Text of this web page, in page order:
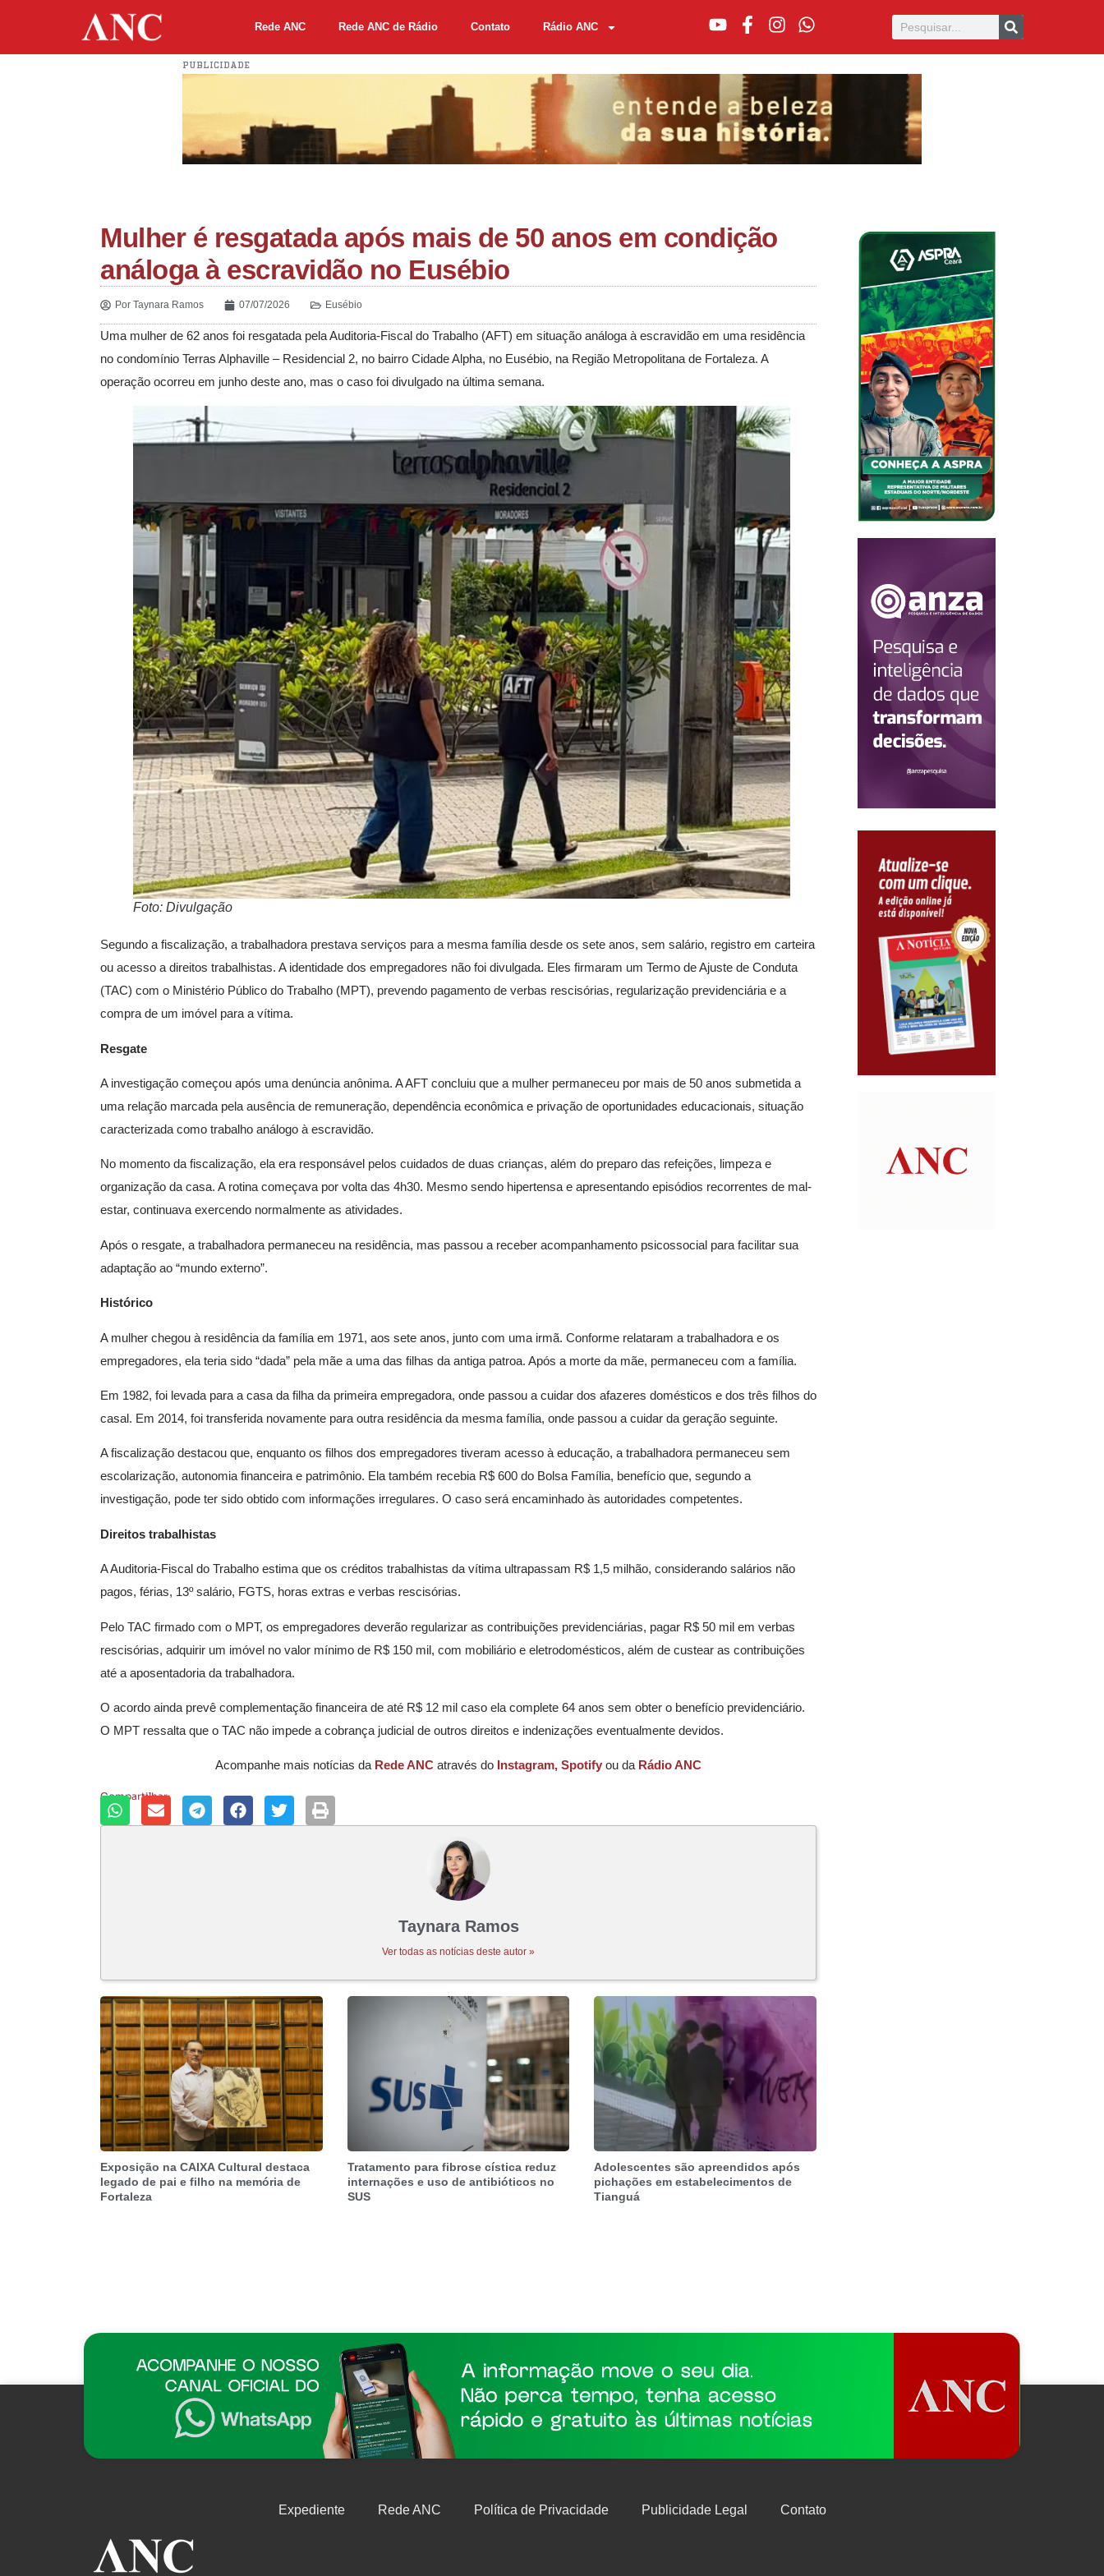
Rede ANC Rede ANC de Rádio Contato Rádio ANC
PUBLICIDADE
Mulher é resgatada após mais de 50 anos em condição
análoga à escravidão no Eusébio
Por Taynara Ramos 07/07/2026 Eusébio
Uma mulher de 62 anos foi resgatada pela Auditoria-Fiscal do Trabalho (AFT) em situação análoga à escravidão em uma residência
no condomínio Terras Alphaville – Residencial 2, no bairro Cidade Alpha, no Eusébio, na Região Metropolitana de Fortaleza. A
operação ocorreu em junho deste ano, mas o caso foi divulgado na última semana.
Foto: Divulgação
Segundo a fiscalização, a trabalhadora prestava serviços para a mesma família desde os sete anos, sem salário, registro em carteira
ou acesso a direitos trabalhistas. A identidade dos empregadores não foi divulgada. Eles firmaram um Termo de Ajuste de Conduta
(TAC) com o Ministério Público do Trabalho (MPT), prevendo pagamento de verbas rescisórias, regularização previdenciária e a
compra de um imóvel para a vítima.
Resgate
A investigação começou após uma denúncia anônima. A AFT concluiu que a mulher permaneceu por mais de 50 anos submetida a
uma relação marcada pela ausência de remuneração, dependência econômica e privação de oportunidades educacionais, situação
caracterizada como trabalho análogo à escravidão.
No momento da fiscalização, ela era responsável pelos cuidados de duas crianças, além do preparo das refeições, limpeza e
organização da casa. A rotina começava por volta das 4h30. Mesmo sendo hipertensa e apresentando episódios recorrentes de mal-
estar, continuava exercendo normalmente as atividades.
Após o resgate, a trabalhadora permaneceu na residência, mas passou a receber acompanhamento psicossocial para facilitar sua
adaptação ao “mundo externo”.
Histórico
A mulher chegou à residência da família em 1971, aos sete anos, junto com uma irmã. Conforme relataram a trabalhadora e os
empregadores, ela teria sido “dada” pela mãe a uma das filhas da antiga patroa. Após a morte da mãe, permaneceu com a família.
Em 1982, foi levada para a casa da filha da primeira empregadora, onde passou a cuidar dos afazeres domésticos e dos três filhos do
casal. Em 2014, foi transferida novamente para outra residência da mesma família, onde passou a cuidar da geração seguinte.
A fiscalização destacou que, enquanto os filhos dos empregadores tiveram acesso à educação, a trabalhadora permaneceu sem
escolarização, autonomia financeira e patrimônio. Ela também recebia R$ 600 do Bolsa Família, benefício que, segundo a
investigação, pode ter sido obtido com informações irregulares. O caso será encaminhado às autoridades competentes.
Direitos trabalhistas
A Auditoria-Fiscal do Trabalho estima que os créditos trabalhistas da vítima ultrapassam R$ 1,5 milhão, considerando salários não
pagos, férias, 13º salário, FGTS, horas extras e verbas rescisórias.
Pelo TAC firmado com o MPT, os empregadores deverão regularizar as contribuições previdenciárias, pagar R$ 50 mil em verbas
rescisórias, adquirir um imóvel no valor mínimo de R$ 150 mil, com mobiliário e eletrodomésticos, além de custear as contribuições
até a aposentadoria da trabalhadora.
O acordo ainda prevê complementação financeira de até R$ 12 mil caso ela complete 64 anos sem obter o benefício previdenciário.
O MPT ressalta que o TAC não impede a cobrança judicial de outros direitos e indenizações eventualmente devidos.
Acompanhe mais notícias da Rede ANC através do Instagram, Spotify ou da Rádio ANC
Compartilhar:
Taynara Ramos
Ver todas as notícias deste autor »
Exposição na CAIXA Cultural destaca
legado de pai e filho na memória de
Fortaleza
Tratamento para fibrose cística reduz
internações e uso de antibióticos no
SUS
Adolescentes são apreendidos após
pichações em estabelecimentos de
Tianguá
Expediente Rede ANC Política de Privacidade Publicidade Legal Contato